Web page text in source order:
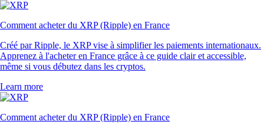
Comment acheter du XRP (Ripple) en France
Créé par Ripple, le XRP vise à simplifier les paiements internationaux.
Apprenez à l'acheter en France grâce à ce guide clair et accessible,
même si vous débutez dans les cryptos.
Learn more
Comment acheter du XRP (Ripple) en France